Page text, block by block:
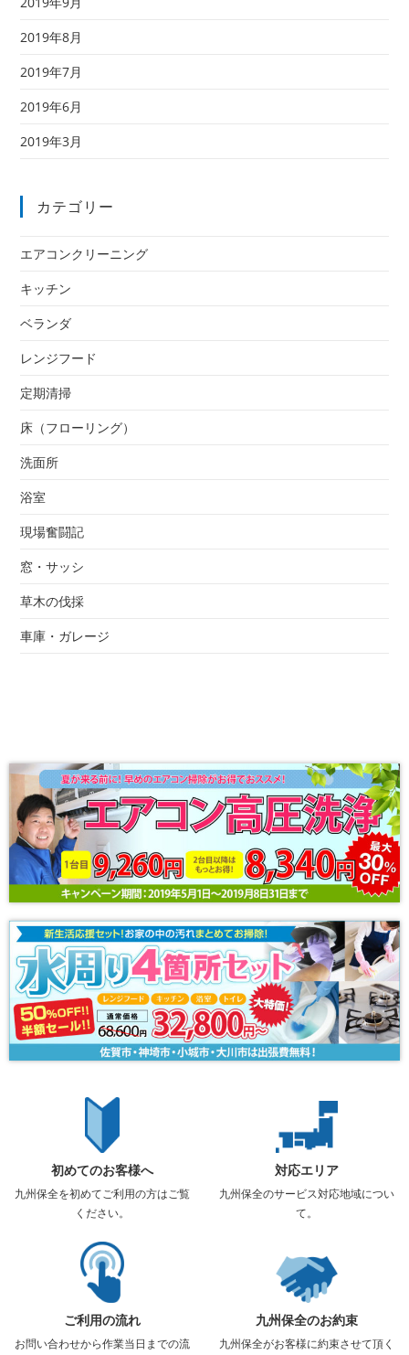
2019年8月
2019年7月
2019年6月
2019年3月
カテゴリー
エアコンクリーニング
キッチン
ベランダ
レンジフード
定期清掃
床（フローリング）
洗面所
浴室
現場奮闘記
窓・サッシ
草木の伐採
車庫・ガレージ
初めてのお客様へ
九州保全を初めてご利用の方はご覧
ください。
対応エリア
九州保全のサービス対応地域につい
て。
ご利用の流れ
お問い合わせから作業当日までの流
九州保全のお約束
九州保全がお客様に約束させて頂く